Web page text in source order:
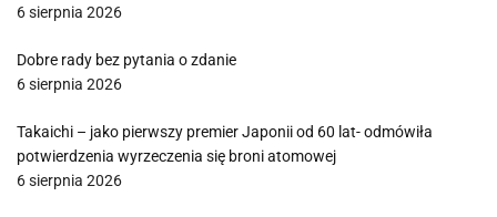
6 sierpnia 2026
Dobre rady bez pytania o zdanie
6 sierpnia 2026
Takaichi – jako pierwszy premier Japonii od 60 lat- odmówiła
potwierdzenia wyrzeczenia się broni atomowej
6 sierpnia 2026